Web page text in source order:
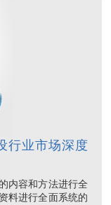
行业市场深度
内容和方法进行全
料进行全面系统的